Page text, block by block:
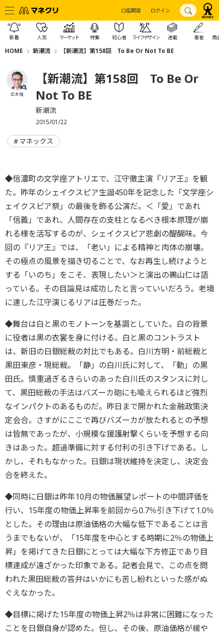
口座開設 ログイン
新着 人気 マーケット 特集 初心者 ライフデザイン 連載 著者 商
HOME 新潮流 【新潮流】第158回 To Be Or Not To BE
広木 隆
【新潮流】第158回 To Be Or
Not To BE
新潮流
2015/01/22
マネックス
◆信濃町の文学座アトリエで、江守徹主演『リア王』を観
た。昨年のシェイクスピア生誕450年を記念した「文学座シ
ェイクスピア祭」の最後を飾る公演だ。＜「愛」であれ
「信義」であれ、人間存在の支柱となるべき根本原理が崩
れる様を活写するのが、シェイクスピア悲劇の醍醐味。今
回の『リア王』では、「老い」による精神と肉体の崩壊。
その極点の風景を描き切ることで、なお再生し続けようと
する「いのち」をこそ、表現したい＞と演出の鵜山仁は語
っている。その目論見は成功したと言っていいだろう。老境
に達した江守演じるリアは圧巻だった。
◆舞台は白と黒のモノトーンを基調としていた。白の背景
に役者は黒の衣裳を身に付ける。白と黒のコントラスト
は、新旧の日銀総裁の対比でもある。白川方明・前総裁と
黒田東彦・現総裁。「静」の白川氏に対して、「動」の黒
田氏。慎重過ぎるきらいのあった白川氏のスタンスに対し
て、黒田総裁の手法はバズーカ砲にも喩えられるほど強烈
なインパクトのあるものだ。昨日まで開かれた金融政策決
定会合。さすがにここで再びバズーカが放たれるとの予想
は皆無であったが、小規模な援護射撃くらいを予想する向
きはあった。超過準備に対する付利の引き下げである。し
かし、それもなかった。日銀は現状維持を決定し、決定会
合を終えた。
◆同時に日銀は昨年10月の物価展望レポートの中間評価を
行い、15年度の物価上昇率を前回から0.7％引き下げて1.0％
とした。その理由は原油価格の大幅な低下であることは言
うまでもないが、「15年度を中心とする時期に2％の物価上
昇」を掲げてきた日銀にとっては大幅な下方修正であり目
標達成が遠ざかった印象である。記者会見で、この点を問
われた黒田総裁の答弁はいかにも苦し紛れといった感がぬ
ぐえなかった。
◆目標に掲げた15年度の物価上昇2％は非常に困難になった
ことを日銀自身が認めた。但し、その後、原油価格が緩や